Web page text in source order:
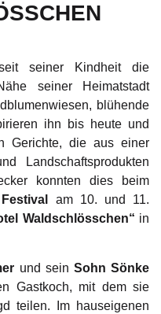
seiner Kindheit die
seiner Heimatstadt
blühende
ihn bis heute und
Gerichte, die aus einer
Landschaftsprodukten
konnten dies beim
am 10. und 11.
Waldschlösschen“ in
und sein Sohn Sönke
Gastkoch, mit dem sie
teilen. Im hauseigenen